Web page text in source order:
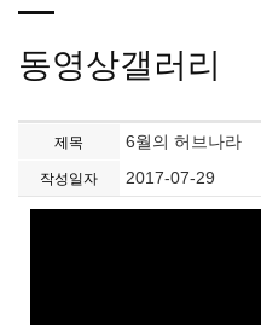
동영상갤러리
제목 6월의 허브나라
작성일자 2017-07-29